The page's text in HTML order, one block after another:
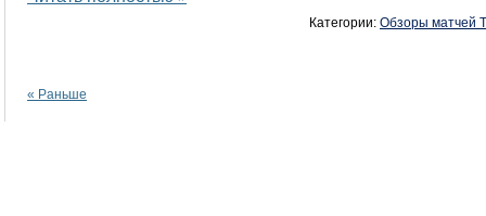
Категории: Обзоры матчей
« Раньше